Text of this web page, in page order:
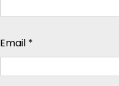
Email *